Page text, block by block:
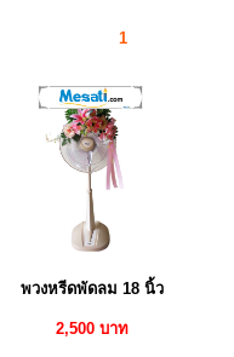
1
พวงหรีดพัดลม 18 นิ้ว
2,500 บาท